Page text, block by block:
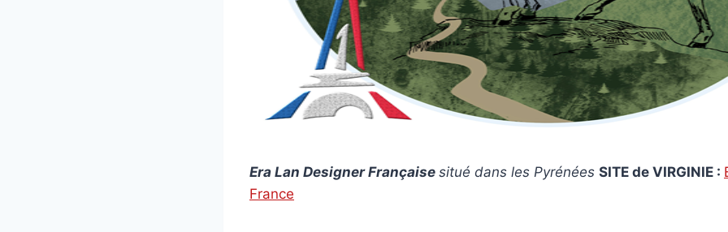
Era Lan Designer Française situé dans les Pyrénées SITE de VIRGINIE :
France